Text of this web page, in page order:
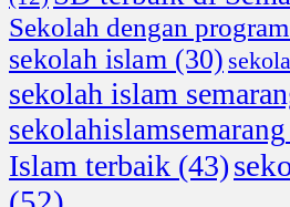
Sekolah dengan
sekolah islam (30)
sekolah islam
sekolahislamsemarang
Islam terbaik (43)